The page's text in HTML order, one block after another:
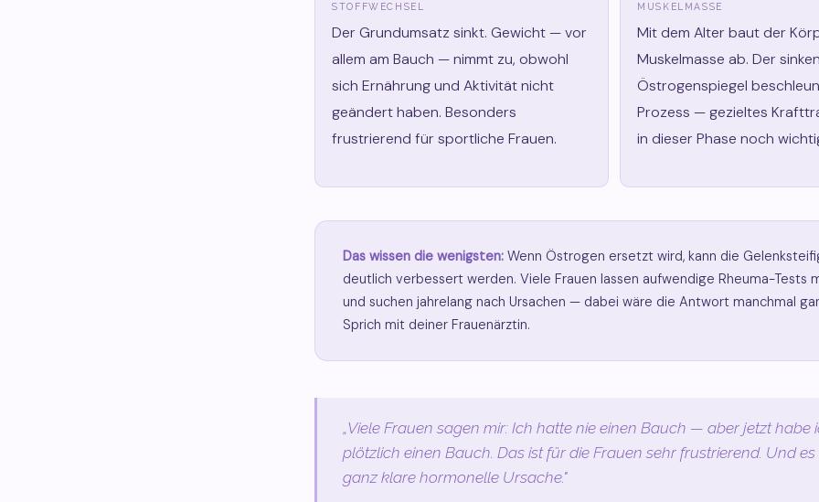
STOFFWECHSEL
Der Grundumsatz sinkt. Gewicht — vor
allem am Bauch — nimmt zu, obwohl
sich Ernährung und Aktivität nicht
geändert haben. Besonders
frustrierend für sportliche Frauen.
MUSKELMASSE
Mit dem Alter baut der
Muskelmasse ab. Der
Östrogenspiegel
Prozess — gezieltes
in dieser Phase noch
Das wissen die wenigsten: Wenn Östrogen ersetzt wird, kann die
deutlich verbessert werden. Viele Frauen lassen aufwendige Rheuma-Tests
und suchen jahrelang nach Ursachen — dabei wäre die Antwort manchmal
Sprich mit deiner Frauenärztin.
„Viele Frauen sagen mir: Ich hatte nie einen Bauch — aber jetzt habe
plötzlich einen Bauch. Das ist für die Frauen sehr frustrierend. Und
ganz klare hormonelle Ursache."